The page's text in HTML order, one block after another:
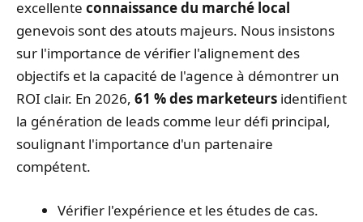
excellente connaissance du marché local
genevois sont des atouts majeurs. Nous insistons
sur l'importance de vérifier l'alignement des
objectifs et la capacité de l'agence à démontrer un
ROI clair. En 2026, 61 % des marketeurs identifient
la génération de leads comme leur défi principal,
soulignant l'importance d'un partenaire
compétent.
Vérifier l'expérience et les études de cas.